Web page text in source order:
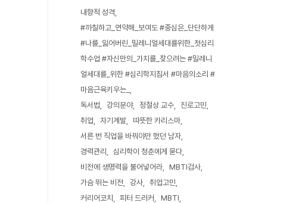
내향적 성격
#까칠하고_연약해_보여도 #중심은_단단하게
#나를_잃어버린_밀레니얼세대를위한_첫심리
학수업 #자신만의_가치를_찾으려는 #밀레니
얼세대를_위한 #심리학지침서 #마음의소리 #
마음근육키우는_
독서법
강의분야 정철상 교수
진로고민
취업
자기계발
따뜻한 카리스마
서른 번 직업을 바꿔야만 했던 남자
경력관리
심리학이 청춘에게 묻다
비전에 생명력을 불어넣어라
MBTI검사
가슴 뛰는 비전
강사
취업고민
커리어코치
피터 드러커
MBTI